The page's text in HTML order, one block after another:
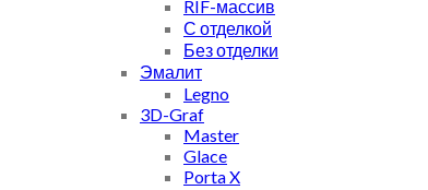
RIF-массив
С отделкой
Без отделки
Эмалит
Legno
3D-Graf
Master
Glace
Porta X